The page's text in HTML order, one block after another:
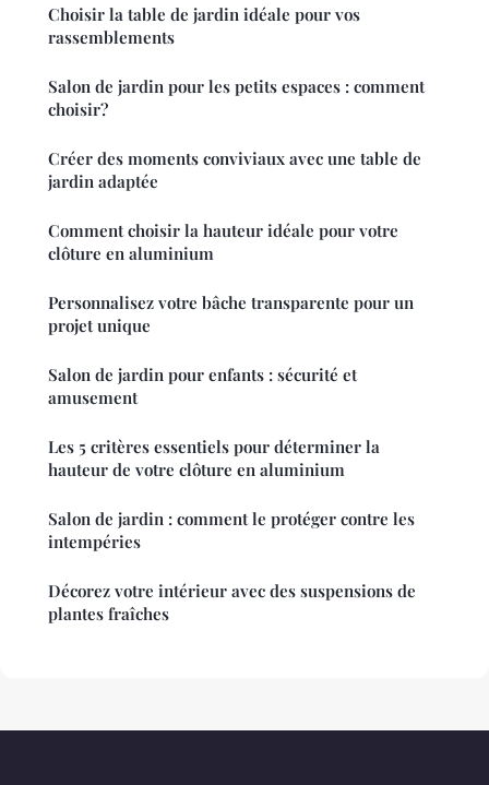
Choisir la table de jardin idéale pour vos
rassemblements
Salon de jardin pour les petits espaces : comment
choisir?
Créer des moments conviviaux avec une table de
jardin adaptée
Comment choisir la hauteur idéale pour votre
clôture en aluminium
Personnalisez votre bâche transparente pour un
projet unique
Salon de jardin pour enfants : sécurité et
amusement
Les 5 critères essentiels pour déterminer la
hauteur de votre clôture en aluminium
Salon de jardin : comment le protéger contre les
intempéries
Décorez votre intérieur avec des suspensions de
plantes fraîches